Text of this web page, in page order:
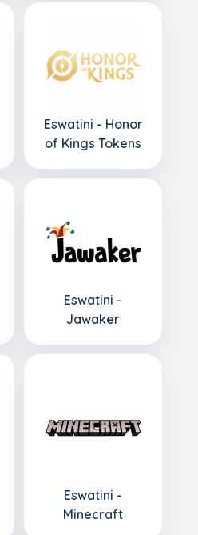
Eswatini - Honor
of Kings Tokens
Eswatini -
Jawaker
Eswatini -
Minecraft